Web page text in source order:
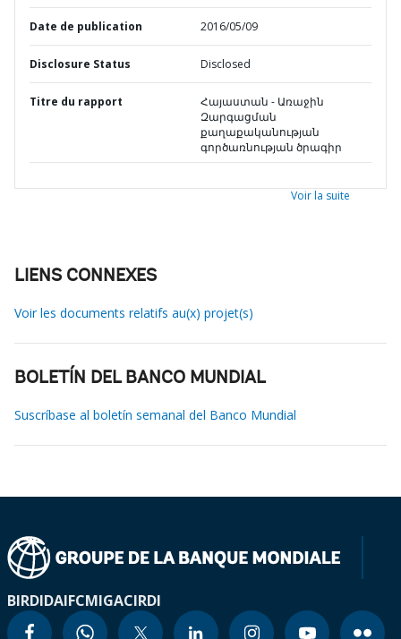
Date de publication 2016/05/09
Disclosure Status Disclosed
Titre du rapport
Հայաստան - Առաջին
Զարգացման
քաղաքականության
գործառնության ծրագիր
Voir la suite
LIENS CONNEXES
Voir les documents relatifs au(x) projet(s)
BOLETÍN DEL BANCO MUNDIAL
Suscríbase al boletín semanal del Banco Mundial
BIRDIDAIFCMIGACIRDI